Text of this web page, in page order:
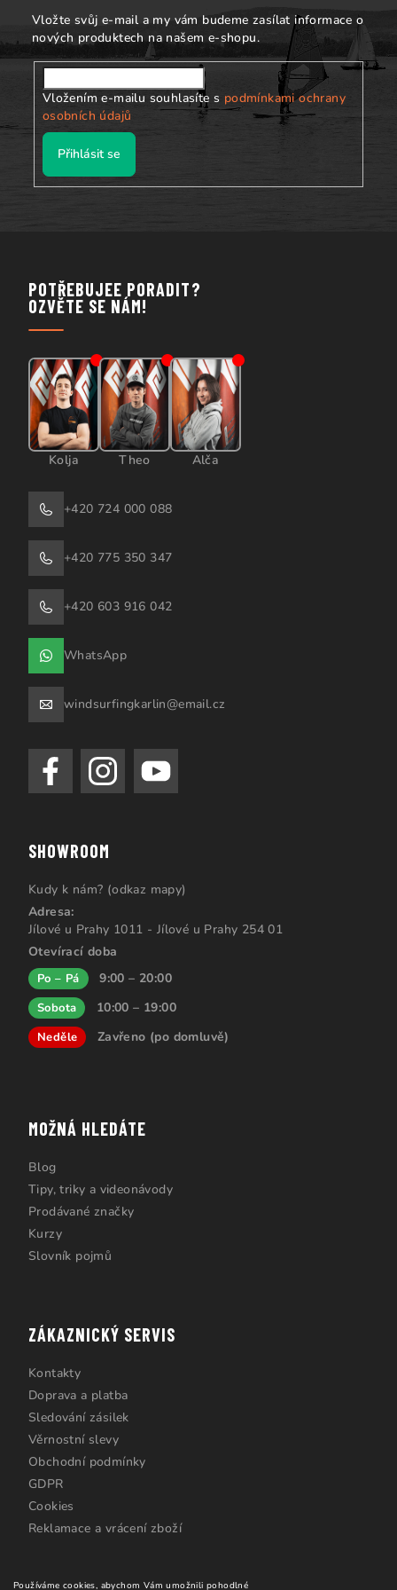
Používáme cookies, abychom Vám umožnili pohodlné
Vložte svůj e-mail a my vám budeme zasílat informace o
nových produktech na našem e-shopu.
Vložením e-mailu souhlasíte s podmínkami ochrany
osobních údajů
Přihlásit se
POTŘEBUJEE PORADIT?
OZVĚTE SE NÁM!
Kolja Theo Alča
+420 724 000 088
+420 775 350 347
+420 603 916 042
WhatsApp
windsurfingkarlin@email.cz
SHOWROOM
Kudy k nám? (odkaz mapy)
Adresa:
Jílové u Prahy 1011 - Jílové u Prahy 254 01
Otevírací doba
Po – Pá 9:00 – 20:00
Sobota 10:00 – 19:00
Neděle Zavřeno (po domluvě)
MOŽNÁ HLEDÁTE
Blog
Tipy, triky a videonávody
Prodávané značky
Kurzy
Slovník pojmů
ZÁKAZNICKÝ SERVIS
Kontakty
Doprava a platba
Sledování zásilek
Věrnostní slevy
Obchodní podmínky
GDPR
Cookies
Reklamace a vrácení zboží